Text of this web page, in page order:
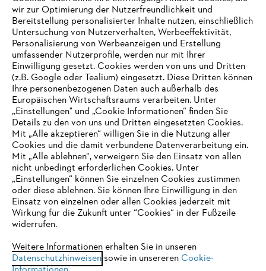
Unternehmen
Online Shop
Service
IHR BROWSER WIRD NICHT
UNTERSTÜTZT
eine optimale Nutzung unserer Seite empfehlen wir Ihnen, zu
einem der folgenden Browser zu wechseln:
wir zur Optimierung der Nutzerfreundlichkeit und
Bereitstellung personalisierter Inhalte nutzen, einschließlich
Untersuchung von Nutzerverhalten, Werbeeffektivität,
Personalisierung von Werbeanzeigen und Erstellung
umfassender Nutzerprofile, werden nur mit Ihrer
Einwilligung gesetzt. Cookies werden von uns und Dritten
(z.B. Google oder Tealium) eingesetzt. Diese Dritten können
Ihre personenbezogenen Daten auch außerhalb des
Europäischen Wirtschaftsraums verarbeiten. Unter
„Einstellungen" und „Cookie Informationen“ finden Sie
Details zu den von uns und Dritten eingesetzten Cookies.
Mit „Alle akzeptieren“ willigen Sie in die Nutzung aller
Cookies und die damit verbundene Datenverarbeitung ein.
Mit „Alle ablehnen“, verweigern Sie den Einsatz von allen
nicht unbedingt erforderlichen Cookies. Unter
„Einstellungen“ können Sie einzelnen Cookies zustimmen
oder diese ablehnen. Sie können Ihre Einwilligung in den
Einsatz von einzelnen oder allen Cookies jederzeit mit
Wirkung für die Zukunft unter “Cookies“ in der Fußzeile
widerrufen.
Weitere Informationen erhalten Sie in unseren
Datenschutzhinweisensowie in unsereren Cookie-